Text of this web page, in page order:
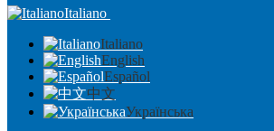
Italiano
Italiano
English
Español
中文
Українська